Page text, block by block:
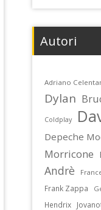
Autori
Adriano
Dylan
Coldplay
Depeche
Morricone
Andrè
Frank Zappa
Hendrix